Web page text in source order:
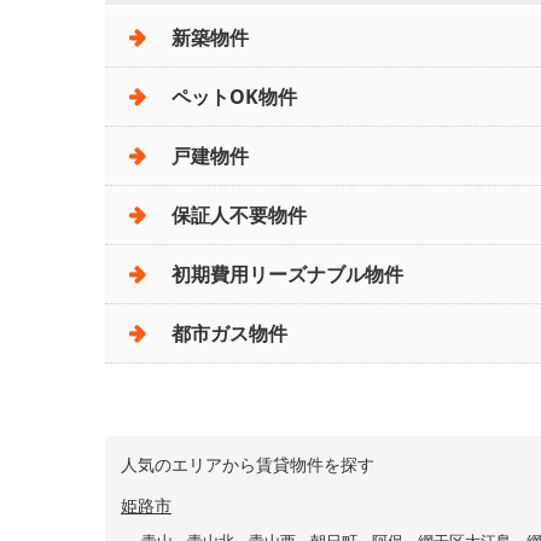
新築物件
ペットOK物件
戸建物件
保証人不要物件
初期費用リーズナブル物件
都市ガス物件
人気のエリアから賃貸物件を探す
姫路市